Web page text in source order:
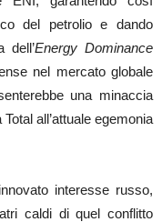
del petrolio e dando
dell’Energy Dominance
nel mercato globale
una minaccia
all’attuale egemonia
interesse russo,
caldi di quel conflitto